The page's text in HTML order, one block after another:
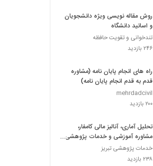
روش مقاله نویسی ویژه دانشجویان
و اساتید دانشگاه
تندخوانی و تقویت حافظه
۲۴۶ بازدید
راه های انجام پایان نامه (مشاوره
قدم به قدم انجام پایان نامه)
mehrdadcivil
۲۰۰ بازدید
تحلیل آماری، آنالیز مالی کامفار،
مشاوره آموزشی و خدمات پژوهشی
دکتر شهنوازی
خدمات پژوهشی تبریز
۲۳۸ بازدید